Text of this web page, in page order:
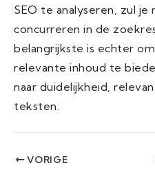
SEO te analyseren, zul
concurreren in de
belangrijkste is echter
relevante inhoud te
naar duidelijkheid,
teksten.
VORIGE